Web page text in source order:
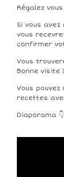
Régalez vous
Si vous
vous
confirmer
Vous
Bonne visite
Vous
recettes
Diaporama 👇